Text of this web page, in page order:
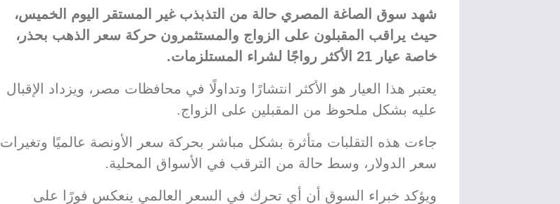
شهد سوق الصاغة المصري حالة من التذبذب غير المستقر اليوم الخميس،
حيث يراقب المقبلون على الزواج والمستثمرون حركة سعر الذهب بحذر،
خاصة عيار 21 الأكثر رواجًا لشراء المستلزمات.
يعتبر هذا العيار هو الأكثر انتشارًا وتداولًا في محافظات مصر، ويزداد الإقبال
عليه بشكل ملحوظ من المقبلين على الزواج.
جاءت هذه التقلبات متأثرة بشكل مباشر بحركة سعر الأونصة عالميًا وتغيرات
سعر الدولار، وسط حالة من الترقب في الأسواق المحلية.
ويؤكد خبراء السوق أن أي تحرك في السعر العالمي ينعكس فورًا على